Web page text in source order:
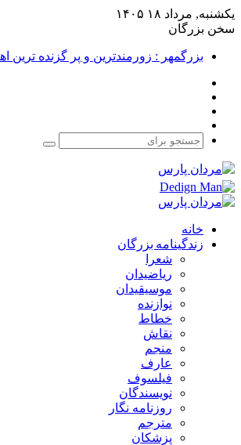
یکشنبه, مرداد ۱۸ ۱۴۰۵
سخن بزرگان
بزرگمهر : زورمندترین و پر گزنده
جستجو
خانه
زندگینامه بزرگان
شعرا
ریاضیدان
موسیقیدان
نوازنده
خطاط
نقاش
منجم
عارف
فیلسوف
نویسندگان
روزنامه نگار
مترجم
پزشکان